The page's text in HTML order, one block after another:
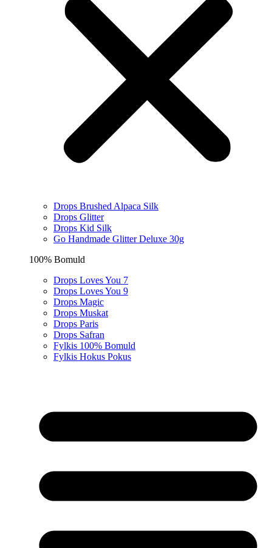
Drops Brushed Alpaca Silk
Drops Glitter
Drops Kid Silk
Go Handmade Glitter Deluxe 30g
100% Bomuld
Drops Loves You 7
Drops Loves You 9
Drops Magic
Drops Muskat
Drops Paris
Drops Safran
Fylkis 100% Bomuld
Fylkis Hokus Pokus